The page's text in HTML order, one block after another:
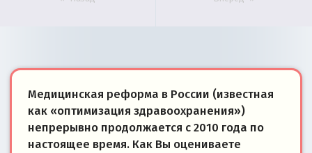
Медицинская реформа в России (известная
как «оптимизация здравоохранения»)
непрерывно продолжается с 2010 года по
настоящее время. Как Вы оцениваете